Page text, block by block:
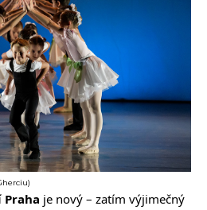
je nový – zatím výjimečný